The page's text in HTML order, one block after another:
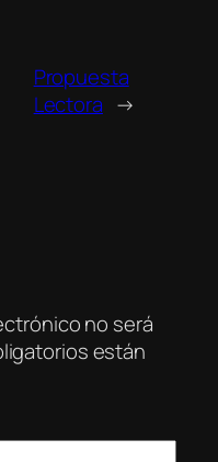
Propuesta
Lectora →
no será
están